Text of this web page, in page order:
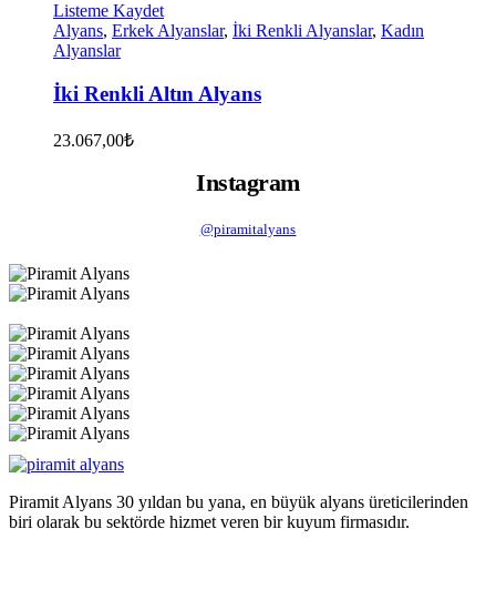
Listeme Kaydet
Alyans, Erkek Alyanslar, İki Renkli Alyanslar, Kadın
Alyanslar
İki Renkli Altın Alyans
23.067,00₺
Instagram
@piramitalyans
Piramit Alyans 30 yıldan bu yana, en büyük alyans üreticilerinden
biri olarak bu sektörde hizmet veren bir kuyum firmasıdır.